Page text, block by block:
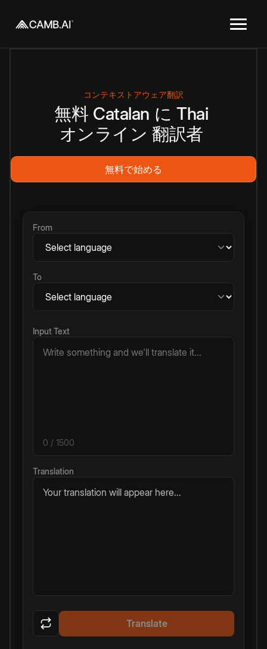
コンテキストアウェア翻訳
無料 Catalan に Thai
オンライン 翻訳者
無料で始める
From
To
Input Text
0 / 1500
Translation
Your translation will appear here...
Translate